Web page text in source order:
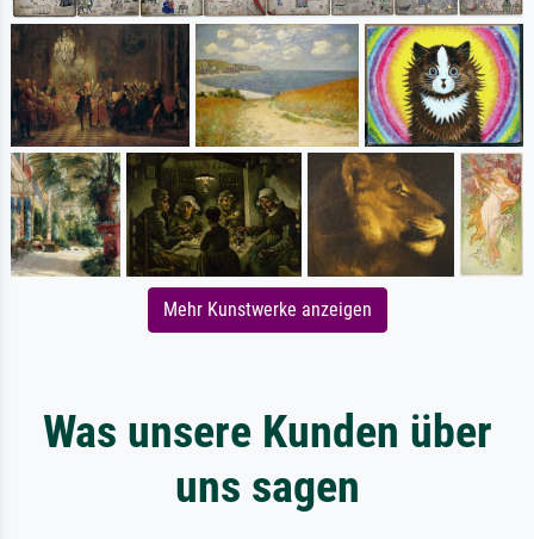
Mehr Kunstwerke anzeigen
Was unsere Kunden über
uns sagen